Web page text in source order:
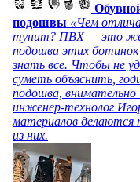
подошвы «Чем
тунит? ПВХ — это же
подошва этих
знать все. Чтобы не
суметь объяснить,
подошва,
инженер-технолог
материалов
из них.